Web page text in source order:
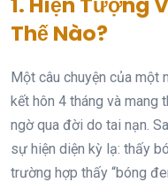
Thế Nào?
Một câu chuyện của một
kết hôn 4 tháng và mang
ngờ qua đời do tai nạn.
sự hiện diện kỳ lạ: thấy
trường hợp thấy “bóng